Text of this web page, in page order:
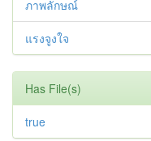
ภาพลักษณ์
แรงจูงใจ
Has File(s)
true